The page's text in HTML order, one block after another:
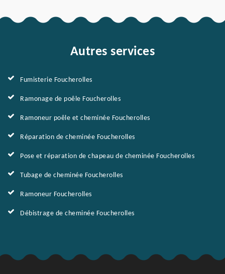
Autres services
Fumisterie Foucherolles
Ramonage de poêle Foucherolles
Ramoneur poêle et cheminée Foucherolles
Réparation de cheminée Foucherolles
Pose et réparation de chapeau de cheminée Foucherolles
Tubage de cheminée Foucherolles
Ramoneur Foucherolles
Débistrage de cheminée Foucherolles